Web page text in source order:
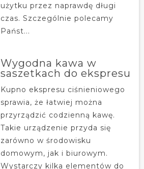
użytku przez naprawdę długi
czas. Szczególnie polecamy
Państ...
Wygodna kawa w
saszetkach do ekspresu
Kupno ekspresu ciśnieniowego
sprawia, że łatwiej można
przyrządzić codzienną kawę.
Takie urządzenie przyda się
zarówno w środowisku
domowym, jak i biurowym.
Wystarczy kilka elementów do